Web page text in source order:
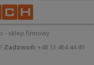
- sklep firmowy
Zadzwoń: +48 13 464 44 49